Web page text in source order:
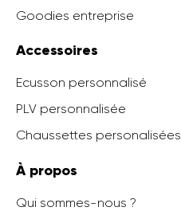
Goodies entreprise
Accessoires
Ecusson personnalisé
PLV personnalisée
Chaussettes personalisées
À propos
Qui sommes-nous ?